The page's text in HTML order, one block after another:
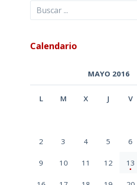
Buscar
Calendario
MAYO 2016
L M X J V
2 3 4 5 6
9 10 11 12 13